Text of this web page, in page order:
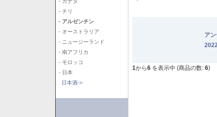
- チリ
- アルゼンチン
- オーストラリア
- ニュージーランド
- 南アフリカ
- モロッコ
- 日本
日本酒->
ア
1から6 を表示中 (商品の数: 6)